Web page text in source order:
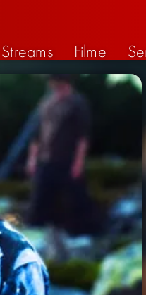
Streams Filme